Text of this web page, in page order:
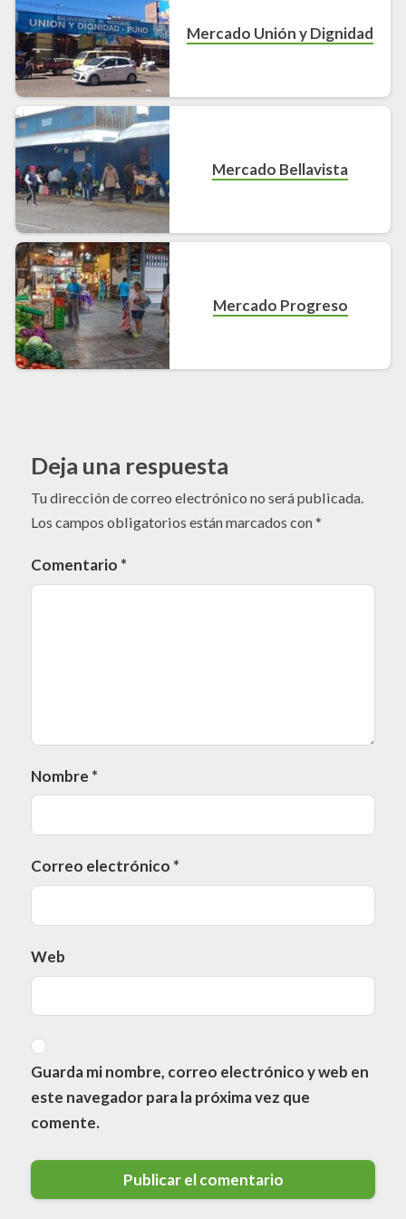
Mercado Unión y Dignidad
Mercado Bellavista
Mercado Progreso
Deja una respuesta
Tu dirección de correo electrónico no será publicada.
Los campos obligatorios están marcados con*
Comentario *
Nombre *
Correo electrónico *
Web
Guarda mi nombre, correo electrónico y web en
este navegador para la próxima vez que
comente.